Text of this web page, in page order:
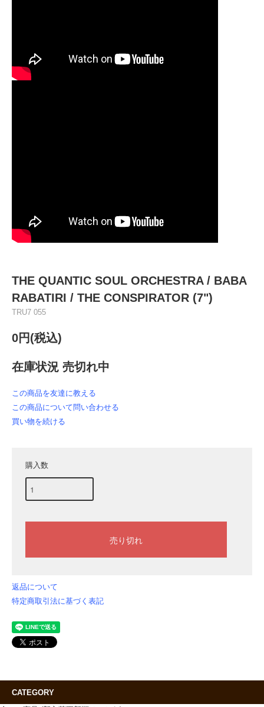
THE QUANTIC SOUL ORCHESTRA / BABA
RABATIRI / THE CONSPIRATOR (7")
TRU7 055
0円(税込)
在庫状況 売切れ中
この商品を友達に教える
この商品について問い合わせる
買い物を続ける
購入数
返品について
特定商取引法に基づく表記
CATEGORY